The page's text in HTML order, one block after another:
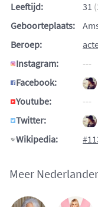
Leeftijd:
31
Geboorteplaats:
Beroep:
Instagram:
---
Facebook:
Youtube:
---
Twitter:
Wikipedia:
Meer